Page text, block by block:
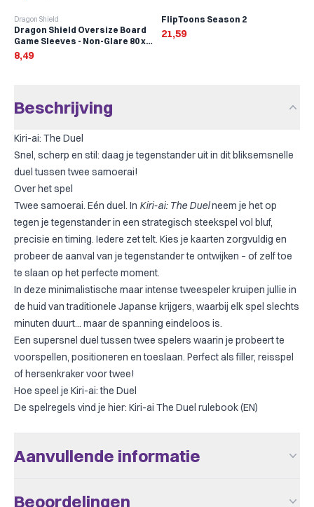
Dragon Shield
Dragon Shield Oversize Board
Game Sleeves - Non-Glare 80 x
120 mm (100 stuks)
8,49
FlipToons Season 2
21,59
Beschrijving
Kiri-ai: The Duel
Snel, scherp en stil: daag je tegenstander uit in dit bliksemsnelle
duel tussen twee samoerai!
Over het spel
Twee samoerai. Eén duel. In Kiri-ai: The Duelneem je het op
tegen je tegenstander in een strategisch steekspel vol bluf,
precisie en timing. Iedere zet telt. Kies je kaarten zorgvuldig en
probeer de aanval van je tegenstander te ontwijken – of zelf toe
te slaan op het perfecte moment.
In deze minimalistische maar intense tweespeler kruipen jullie in
de huid van traditionele Japanse krijgers, waarbij elk spel slechts
minuten duurt... maar de spanning eindeloos is.
Een supersnel duel tussen twee spelers waarin je probeert te
voorspellen, positioneren en toeslaan. Perfect als filler, reisspel
of hersenkraker voor twee!
Hoe speel je Kiri-ai: the Duel
De spelregels vind je hier: Kiri-ai The Duel rulebook (EN)
Aanvullende informatie
Beoordelingen